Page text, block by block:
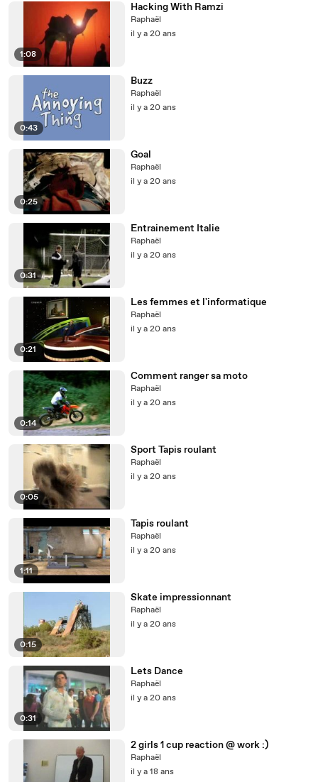
1:08
Hacking With Ramzi
Raphaël
il y a 20 ans
0:43
Buzz
Raphaël
il y a 20 ans
0:25
Goal
Raphaël
il y a 20 ans
0:31
Entrainement Italie
Raphaël
il y a 20 ans
0:21
Les femmes et l'informatique
Raphaël
il y a 20 ans
0:14
Comment ranger sa moto
Raphaël
il y a 20 ans
0:05
Sport Tapis roulant
Raphaël
il y a 20 ans
1:11
Tapis roulant
Raphaël
il y a 20 ans
0:15
Skate impressionnant
Raphaël
il y a 20 ans
0:31
Lets Dance
Raphaël
il y a 20 ans
2 girls 1 cup reaction @ work :)
Raphaël
il y a 18 ans